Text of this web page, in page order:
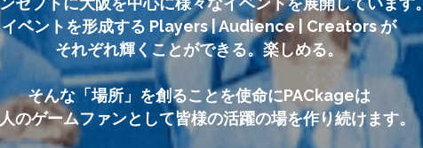
イベントを形成する Players | Audience | Creators が
それぞれ輝くことができる。楽しめる。
そんな「場所」を創ることを使命にPACkageは
のゲームファンとして皆様の活躍の場を作り続けます。